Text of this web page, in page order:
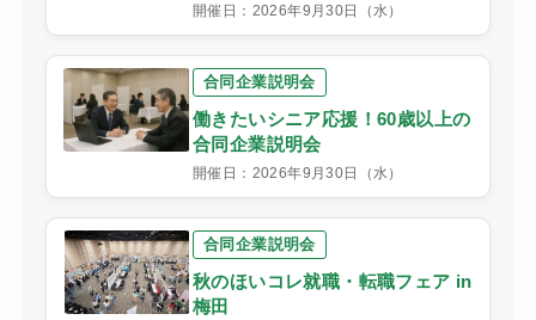
開催日：2026年9月30日（水）
合同企業説明会
働きたいシニア応援！60歳以上の
合同企業説明会
開催日：2026年9月30日（水）
合同企業説明会
秋のほいコレ就職・転職フェア in
梅田